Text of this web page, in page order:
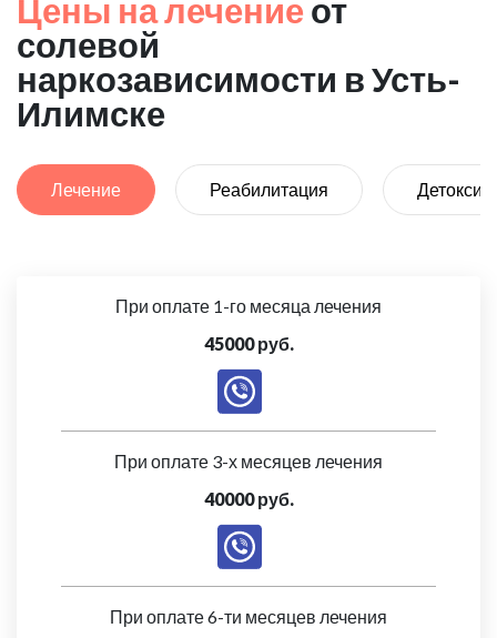
Цены на лечение от
солевой
наркозависимости в Усть-
Илимске
Лечение Реабилитация
При оплате 1-го месяца лечения
45000 руб.
При оплате 3-х месяцев лечения
40000 руб.
При оплате 6-ти месяцев лечения